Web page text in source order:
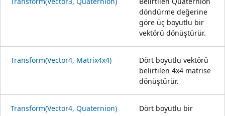
döndürme değerine
göre üç boyutlu bir
vektörü dönüştürür.
Transform(Vector4, Matrix4x4)
Dört boyutlu vektörü
belirtilen 4x4 matrise
dönüştürür.
Transform(Vector4, Quaternion)
Dört boyutlu bir